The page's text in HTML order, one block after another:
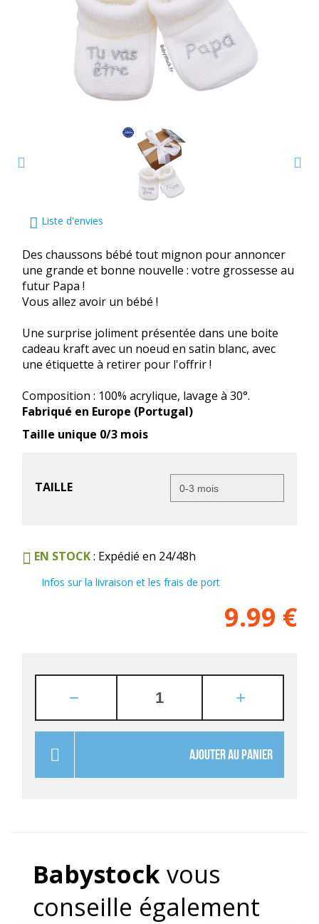
Liste d'envies
Des chaussons bébé tout mignon pour annoncer
une grande et bonne nouvelle : votre grossesse au
futur Papa !
Vous allez avoir un bébé !
Une surprise joliment présentée dans une boite
cadeau kraft avec un noeud en satin blanc, avec
une étiquette à retirer pour l'offrir !
Composition : 100% acrylique, lavage à 30°.
Fabriqué en Europe (Portugal)
Taille unique 0/3 mois
TAILLE
EN STOCK: Expédié en 24/48h
Infos sur la livraison et les frais de port
9.99 €
AJOUTER AU PANIER
Babystockvous
conseille également